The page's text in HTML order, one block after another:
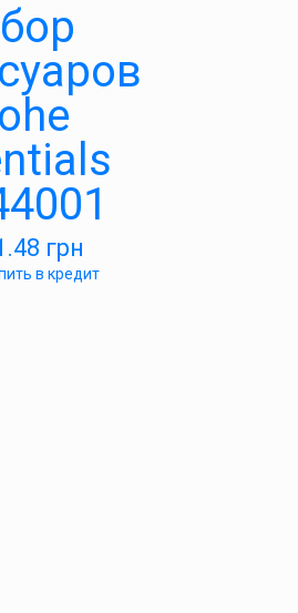
грн
в кредит